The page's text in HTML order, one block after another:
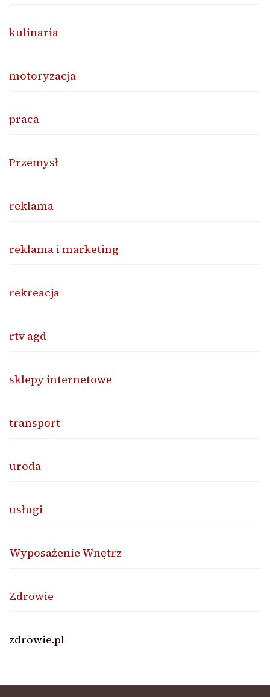
kulinaria
motoryzacja
praca
Przemysł
reklama
reklama i marketing
rekreacja
rtv agd
sklepy internetowe
transport
uroda
usługi
Wyposażenie Wnętrz
Zdrowie
zdrowie.pl